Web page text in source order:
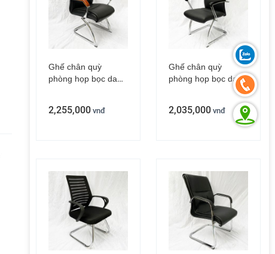
Ghế chân quỳ
phòng họp bọc da
2,255,000 vnđ
Ghế chân quỳ
phòng họp bọc da
2,035,000 vnđ